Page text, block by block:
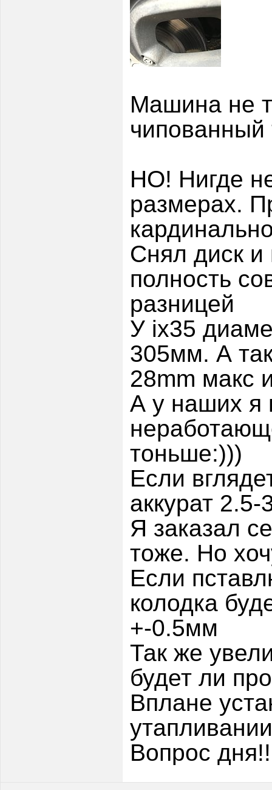
Машина не
чипованный
НО! Нигде
размерах.
Снял диск
полность
разницей
У ix35
305мм. А
28mm макс
А у наших я
тоньше:)))
Если
аккурат
Я заказал
тоже. Но
Если
колодка
+-0.5мм
Так же
будет ли
Вплане
Вопрос